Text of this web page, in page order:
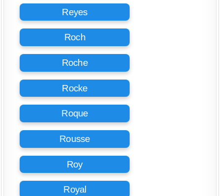
Reyes
Roch
Roche
Rocke
Roque
Rousse
Roy
Royal